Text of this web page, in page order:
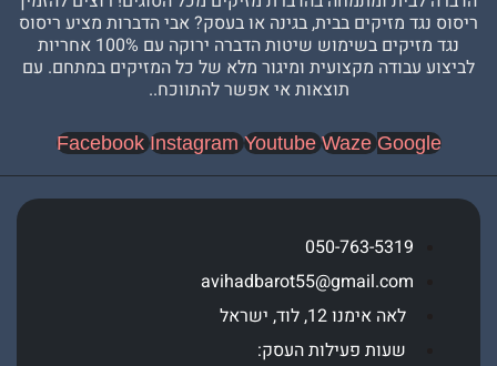
מזיקים בבית, בגינה או בעסק? אבי הדברות מציע ריסוס
נגד מזיקים בשימוש שיטות הדברה ירוקה עם 100% אחריות
עבודה מקצועית ומיגור מלא של כל המזיקים במתחם. עם
תוצאות אי אפשר להתווכח..
Facebook Instagram Youtube Waze
050-763-5319
avihadbarot55@gmail.com
לאה אימנו 12, לוד, ישראל
שעות פעילות העסק: